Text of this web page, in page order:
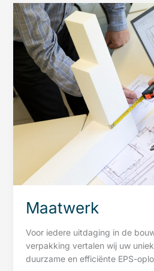
Maatwerk
Voor iedere uitdaging in de
verpakking vertalen wij uw
duurzame en efficiënte EPS-